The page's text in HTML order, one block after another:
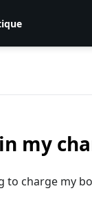
my
to charge my